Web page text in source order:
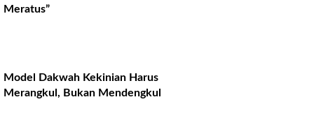
Meratus”
Model Dakwah Kekinian Harus
Merangkul, Bukan Mendengkul